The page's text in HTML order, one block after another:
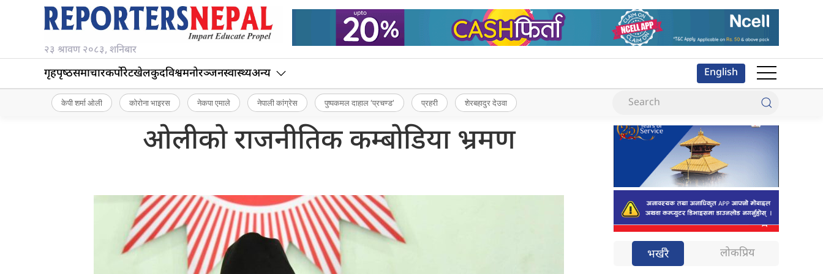
२३ श्रावण २०८३, शनिबार
गृहपृष्‍ठसमाचारकर्पोरेटखेलकुदविश्वमनोरञ्जनस्वास्थ्यअन्य English
केपी शर्मा ओली कोरोना भाइरस नेकपा एमाले नेपाली कांग्रेस पुष्पकमल दाहाल ‘प्रचण्ड’ प्रहरी शेरबहादुर देउवा
ओलीको राजनीतिक कम्बोडिया भ्रमण
भर्खरै लोकप्रिय